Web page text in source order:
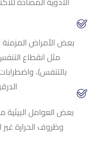
بعض الأمراض المزمنة
مثل انقطاع
بالتنفس)،
بعض العوامل البيئية
وظروف الحرارة